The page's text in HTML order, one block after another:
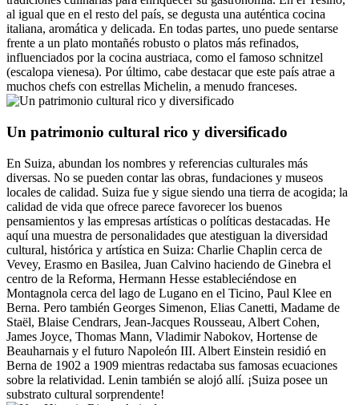
al igual que en el resto del país, se degusta una auténtica cocina
italiana, aromática y delicada. En todas partes, uno puede sentarse
frente a un plato montañés robusto o platos más refinados,
influenciados por la cocina austriaca, como el famoso schnitzel
(escalopa vienesa). Por último, cabe destacar que este país atrae a
muchos chefs con estrellas Michelin, a menudo franceses.
Un patrimonio cultural rico y diversificado
En Suiza, abundan los nombres y referencias culturales más
diversas. No se pueden contar las obras, fundaciones y museos
locales de calidad. Suiza fue y sigue siendo una tierra de acogida; la
calidad de vida que ofrece parece favorecer los buenos
pensamientos y las empresas artísticas o políticas destacadas. He
aquí una muestra de personalidades que atestiguan la diversidad
cultural, histórica y artística en Suiza: Charlie Chaplin cerca de
Vevey, Erasmo en Basilea, Juan Calvino haciendo de Ginebra el
centro de la Reforma, Hermann Hesse estableciéndose en
Montagnola cerca del lago de Lugano en el Ticino, Paul Klee en
Berna. Pero también Georges Simenon, Elias Canetti, Madame de
Staël, Blaise Cendrars, Jean-Jacques Rousseau, Albert Cohen,
James Joyce, Thomas Mann, Vladimir Nabokov, Hortense de
Beauharnais y el futuro Napoleón III. Albert Einstein residió en
Berna de 1902 a 1909 mientras redactaba sus famosas ecuaciones
sobre la relatividad. Lenin también se alojó allí. ¡Suiza posee un
substrato cultural sorprendente!